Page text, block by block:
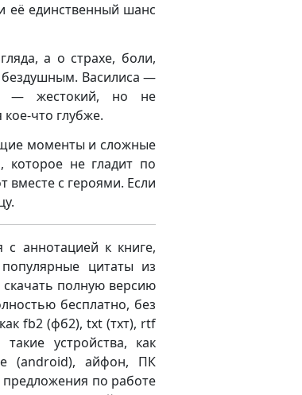
её единственный шанс
а о страхе, боли,
бездушным. Василиса —
— жестокий, но не
что глубже.
моменты и сложные
не гладит по
вместе с героями. Если
аннотацией к книге,
цитаты из
полную версию
бесплатно, без
fb2 (фб2), txt (тхт), rtf
устройства, как
(android), айфон, ПК
по работе